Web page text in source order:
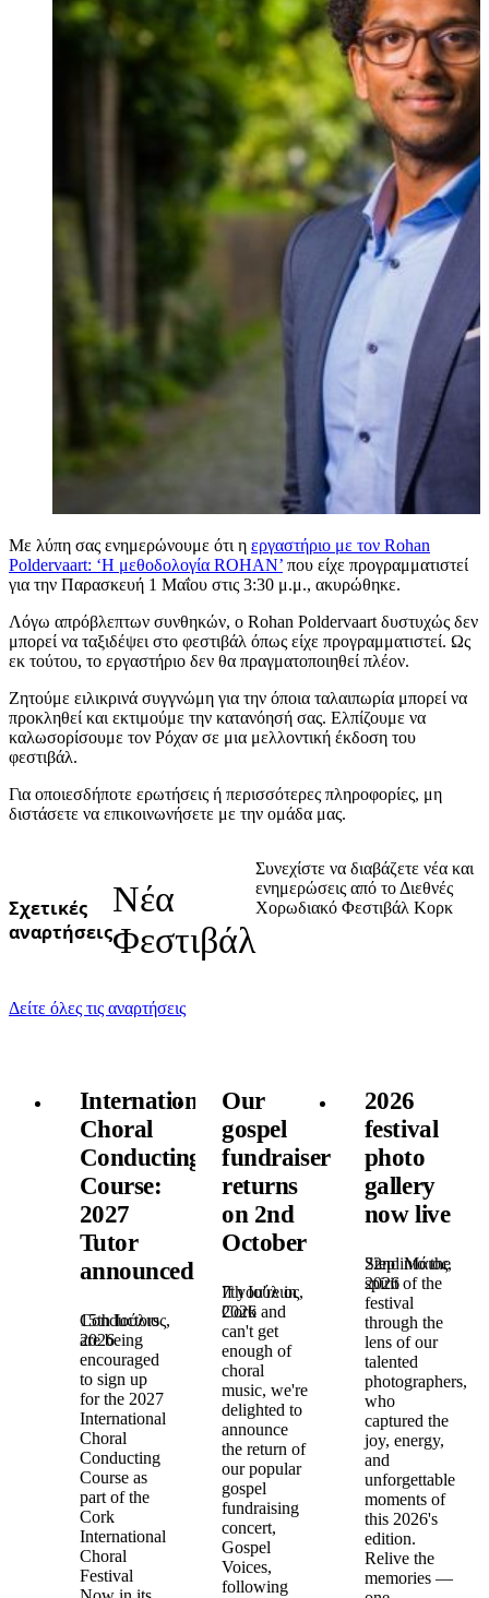
Με λύπη σας ενημερώνουμε ότι η εργαστήριο με τον Rohan
Poldervaart: ‘Η μεθοδολογία ROHAN’ που είχε προγραμματιστεί
για την Παρασκευή 1 Μαΐου στις 3:30 μ.μ., ακυρώθηκε.
Λόγω απρόβλεπτων συνθηκών, ο Rohan Poldervaart δυστυχώς δεν
μπορεί να ταξιδέψει στο φεστιβάλ όπως είχε προγραμματιστεί. Ως
εκ τούτου, το εργαστήριο δεν θα πραγματοποιηθεί πλέον.
Ζητούμε ειλικρινά συγγνώμη για την όποια ταλαιπωρία μπορεί να
προκληθεί και εκτιμούμε την κατανόησή σας. Ελπίζουμε να
καλωσορίσουμε τον Ρόχαν σε μια μελλοντική έκδοση του
φεστιβάλ.
Για οποιεσδήποτε ερωτήσεις ή περισσότερες πληροφορίες, μη
διστάσετε να επικοινωνήσετε με την ομάδα μας.
Σχετικές
αναρτήσεις
Νέα
Φεστιβάλ
Συνεχίστε να διαβάζετε νέα και
ενημερώσεις από το Διεθνές
Χορωδιακό Φεστιβάλ Κορκ
Δείτε όλες τις αναρτήσεις
International
Choral
Conducting
Course:
2027
Tutor
announced!
15th Ιούλιος,
2026
Conductors
are being
encouraged
to sign up
for the 2027
International
Choral
Conducting
Course as
part of the
Cork
International
Choral
Festival
Our
gospel
fundraiser
returns
on 2nd
October
7th Ιούλιος,
2026
If you're in
Cork and
can't get
enough of
choral
music, we're
delighted to
announce
the return of
our popular
gospel
fundraising
concert,
Gospel
Voices,
following
2026
festival
photo
gallery
now live
22nd Μάιος,
2026
Step into the
spirit of the
festival
through the
lens of our
talented
photographers,
who
captured the
joy, energy,
and
unforgettable
moments of
this 2026's
edition.
Relive the
memories —